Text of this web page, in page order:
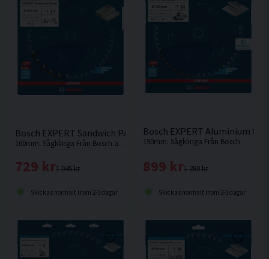
Bosch EXPERT Sandwich Panel Cirkelsågklinga 160x2/
160mm. Sågklinga Från Bosch anpassad för sågning i metallsandwichpaneler
1 045 kr
729 kr
Skickas normalt inom 2-5 dagar
Bosch EXPERT Aluminium
190mm. Sågklinga Från Bosch med extra tunn skränkning för exakta snitt och lång batteritid
1 280 kr
899 kr
Skickas normalt inom 2-5 dagar